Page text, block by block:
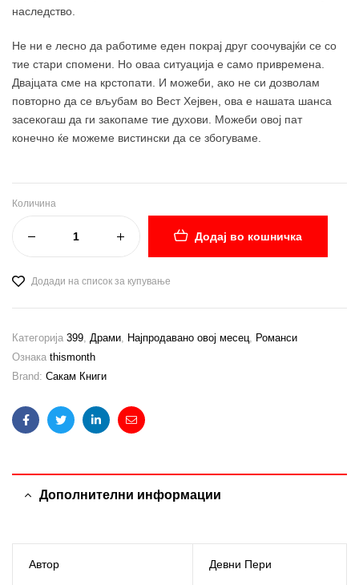
наследство.
Не ни е лесно да работиме еден покрај друг соочувајќи се со
тие стари спомени. Но оваа ситуација е само привремена.
Двајцата сме на крстопати. И можеби, ако не си дозволам
повторно да се вљубам во Вест Хејвен, ова е нашата шанса
засекогаш да ги закопаме тие духови. Можеби овој пат
конечно ќе можеме вистински да се збогуваме.
Количина
Додај во кошничка
Додади на список за купување
Категорија 399, Драми, Најпродавано овој месец, Романси
Ознака thismonth
Brand: Сакам Книги
FacebookTwitterLinkedinEmail
Дополнителни информации
Автор Девни Пери